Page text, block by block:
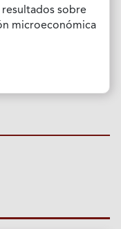
sobre
microeconómica